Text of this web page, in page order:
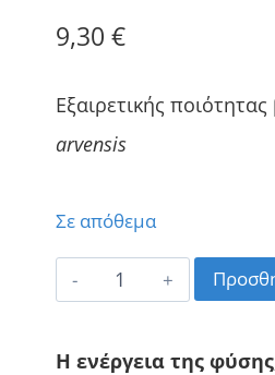
9,30€
Εξαιρετικής
arvensis
Σε απόθεμα
Μέντα
Αιθέριο
Η ενέργεια της